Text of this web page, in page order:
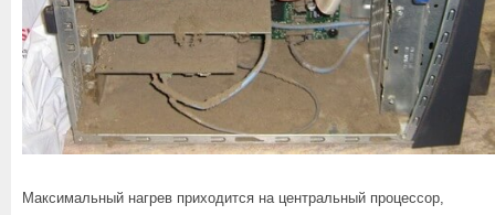
Максимальный нагрев приходится на центральный процессор,